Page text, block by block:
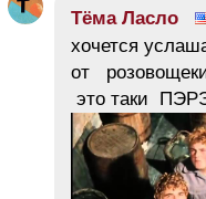
Тёма Ласло
хочется
от
это таки